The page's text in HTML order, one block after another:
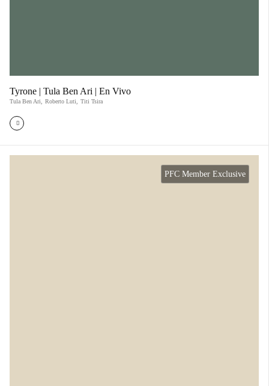
Tyrone | Tula Ben Ari | En Vivo
Tula Ben Ari Roberto Luti Titi Tsira
PFC Member Exclusive